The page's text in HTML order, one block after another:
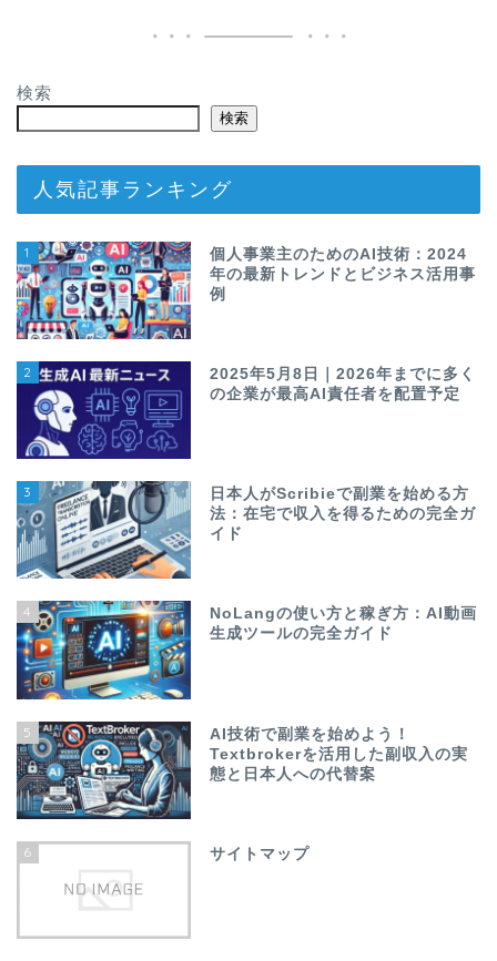
検索
検索
人気記事ランキング
1
個人事業主のためのAI技術：2024
年の最新トレンドとビジネス活用事
例
2
2025年5月8日｜2026年までに多く
の企業が最高AI責任者を配置予定
3
日本人がScribieで副業を始める方
法：在宅で収入を得るための完全ガ
イド
4
NoLangの使い方と稼ぎ方：AI動画
生成ツールの完全ガイド
5
AI技術で副業を始めよう！
Textbrokerを活用した副収入の実
態と日本人への代替案
6 サイトマップ